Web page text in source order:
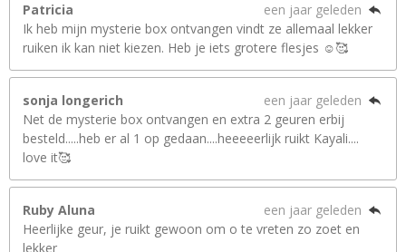
Patricia
een jaar geleden
Ik heb mijn mysterie box ontvangen vindt ze allemaal lekker
ruiken ik kan niet kiezen. Heb je iets grotere flesjes ☺️🥰
sonja longerich
een jaar geleden
Net de mysterie box ontvangen en extra 2 geuren erbij
besteld.....heb er al 1 op gedaan....heeeeerlijk ruikt Kayali....
love it🥰
Ruby Aluna
een jaar geleden
Heerlijke geur, je ruikt gewoon om o te vreten zo zoet en
lekker